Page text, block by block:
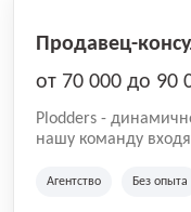
Продавец-
от 70 000 до 90
Plodders -
нашу команду
на рынке
Агентство Без опыта